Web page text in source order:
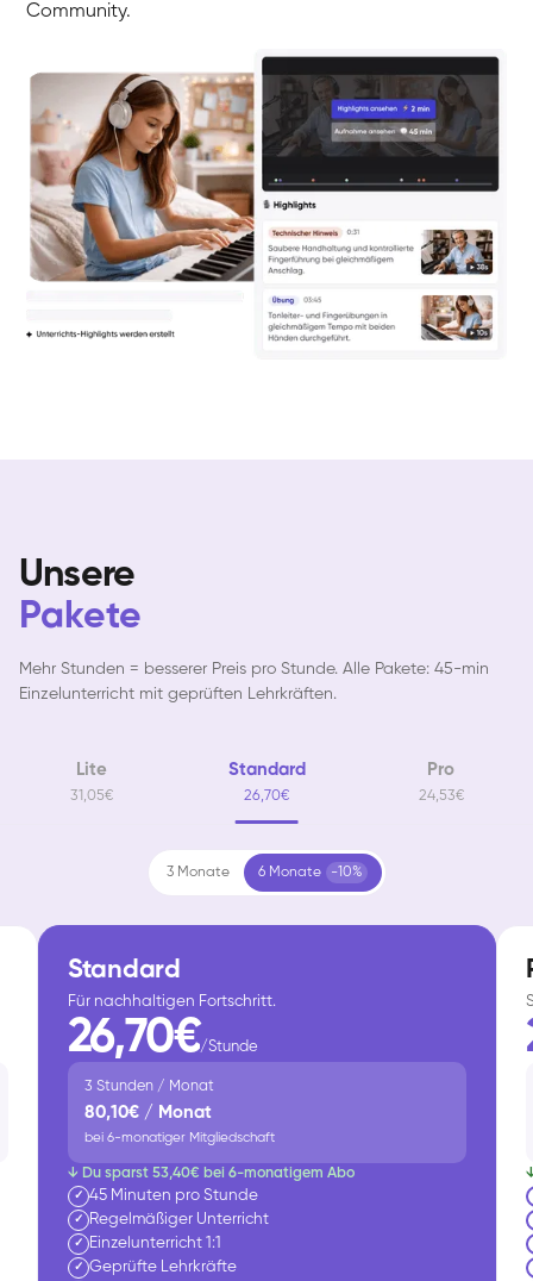
Yuna
Klavier / Piano / Flügel
Camilla
Klavier / Piano / Flügel
Negin
Klavier / Piano / Flügel
Katarzyna
Klavier / Piano / Flügel
Community.
Unsere
Pakete
Mehr Stunden = besserer Preis pro Stunde. Alle Pakete: 45-min
Einzelunterricht mit geprüften Lehrkräften.
Lite
31,05€
Standard
26,70€
Pro
24,53€
3 Monate 6 Monate -10%
Standard
Für nachhaltigen Fortschritt.
26,70€/Stunde
3 Stunden / Monat
80,10€ / Monat
bei 6-monatiger Mitgliedschaft
↓ Du sparst 53,40€ bei 6-monatigem Abo
✓ 45 Minuten pro Stunde
✓ Regelmäßiger Unterricht
✓ Einzelunterricht 1:1
✓ Geprüfte Lehrkräfte